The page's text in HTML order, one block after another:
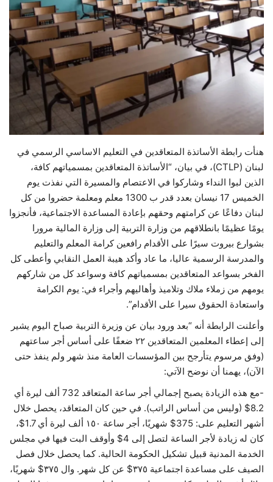
رياضة
فيديو
حياة
هنأت رابطة الأساتذة المتعاقدين في التعليم الاساسي الرسمي في
لبنان (CTLP)، في بيان، “الأساتذة المتعاقدين بمسمياتهم كافة،
الذين لبوا النداء وشاركوا في الاعتصام والمسيرة التي نفذت يوم
الخميس 17 نيسان بعدد قدر ب 1300 معلم ومعلمة حضروا من كل
لبنان دفاعًا عن كرامتهم وحقهم بإعادة المساعدة الاجتماعية، فأنجزوا
يومًا عظيمًا بانطلاقهم من وزارة التربية إلى وزارة المالية مرورا
بشوارع بيروت سيرًا على الأقدام رافعين كرامة المعلم والتعليم
والمدرسة الرسمية عاليا، ما عاد وأكد هيبة العمل النقابي وأعطى كل
الفخر بسواعد المتعاقدين بمسمياتهم كافة وسواعد كل من شاركهم
يومهم من زملاء ملاك وتلاميذ وأهاليهم وأجراء في: يوم الكرامة
واستعادة الحقوق سيرا على الأقدام”.
وأعلنت الرابطة أنه “بعد ورود بيان عن وزيرة التربية صباح اليوم يشير
إلى إعطاء المعلمين المتعاقدين ٢٢ ضعفًا على أساس أجر ساعتهم
(وفق مرسوم يتأرجح بين المؤسسات العامة منذ شهر ولم ينفذ حتى
الآن)، يهمنا أن نوضح الآتي:
-مع هذه الزيادة يصبح إجمالي أجر ساعة المتعاقد 732 ألف ليرة أي
8.2$ (وليس من أساس الراتب). في حين كان المتعاقد، يحصل خلال
أشهر التعليم على: 375$ شهريًا، أجر ساعة ١٥٠ ألف ليرة أي 1.7$،
كان له زيادة لأجر الساعة لتصل إلى 4$ وأوقف البت فيها في مجلس
الخدمة المدنية قبيل تشكيل الحكومة الحالية. كما يحصل خلال فصل
الصيف على مساعدة اجتماعية ٣٧٥$ عن كل شهر. وال ٣٧٥$ شهريًا،